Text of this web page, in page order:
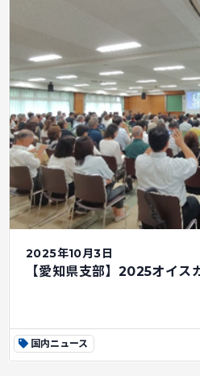
2025年10月3日
【愛知県支部】2025オイス
国内ニュース